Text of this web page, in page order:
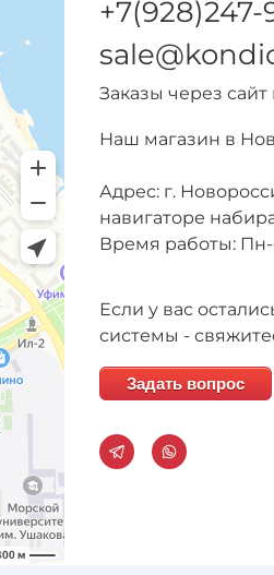
+7(928)247-
Заказы через
Наш магазин в
Адрес: г.
навигаторе
Время работы: Пн-
Если у вас
системы -
Задать вопрос